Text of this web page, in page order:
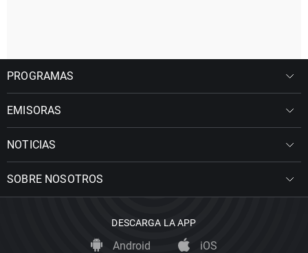
PROGRAMAS
EMISORAS
NOTICIAS
SOBRE NOSOTROS
DESCARGA LA APP
Android iOS